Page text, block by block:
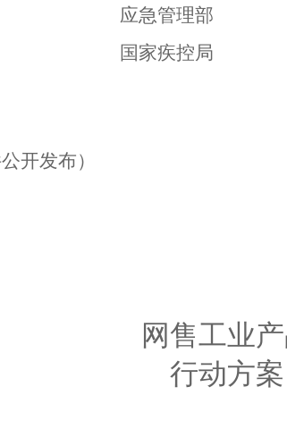
应急管理部
国家疾控局
开发布）
网售工业
行动方案